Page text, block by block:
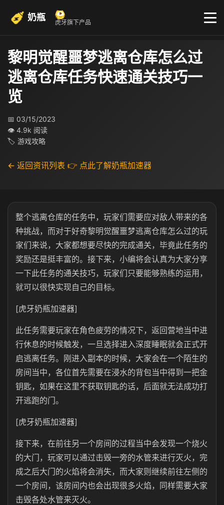
奶瓶 虎牙旗下产品
黎明觉醒噩梦逃离仓库怎么过
逃离仓库任务快速通关技巧一
览
📅 03/15/2023
👁 4.9k 阅读
🏷 游戏攻略
← 返回资讯列表 👉 点此了解奶瓶加速器
整个逃离仓库的任务中，玩家们需要应对敌人带来的各
种挑战，而对于好奇黎明觉醒噩梦逃离仓库怎么过的玩
家们来说，大家都想要尽快的完成通关，毕竟此任务的
奖励还是挺丰富的。接下来，小编将会认真为大家分享
一下此任务的通关技巧，玩家们只要能够熟练的运用，
就可以很快实现自己的目标。
[虎牙奶瓶加速器]
此任务需要玩家在角色疲劳的情况下，返回营地当中进
行休息的时候触发，一旦选择进入深度睡眠就会正式开
启逃离任务。刚进入副本的时候，大家会在一个陌生的
房间当中，各位首先需要在浸水的背包当中得到一把金
钥匙，如果在这里不获取钥匙的话，后面就无法成功打
开逃跑的门。
[虎牙奶瓶加速器]
接下来，在前往另一个房间的过程当中会发现一个烧火
的大门，玩家可以通过击毁一旁的水管来进行灭火，完
成之后大门的火焰将会消失，而大家则继续前往左侧的
一个房间，该房间内也会出现很多火焰，同样需要大家
击毁各处水管来灭火。